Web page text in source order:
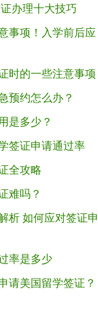
办理十大技巧
事项！入学前后应
时的一些注意事项
预约怎么办？
是多少？
签证申请通过率
全攻略
难吗？
析 如何应对签证申
率是多少
请美国留学签证？